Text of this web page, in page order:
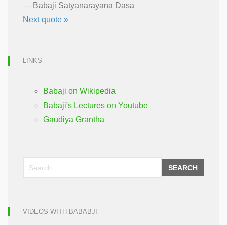
— Babaji Satyanarayana Dasa
Next quote »
LINKS
Babaji on Wikipedia
Babaji's Lectures on Youtube
Gaudiya Grantha
SEARCH
VIDEOS WITH BABABJI